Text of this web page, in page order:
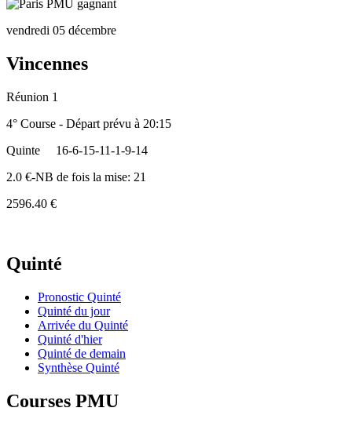
vendredi 05 décembre
Vincennes
Réunion 1
4° Course - Départ prévu à 20:15
Quinte
16-6-15-11-1-9-14
2.0 €-NB de fois la mise: 21
2596.40 €
Quinté
Pronostic Quinté
Quinté du jour
Arrivée du Quinté
Quinté d'hier
Quinté de demain
Synthèse Quinté
Courses PMU